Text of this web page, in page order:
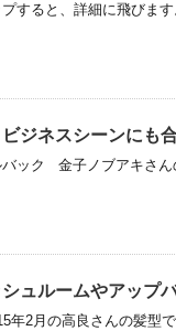
すると、詳細に飛びま
ジネスシーンにも
ック 金子ノブアキさ
ュルームやアップ
年2月の高良さんの髪型